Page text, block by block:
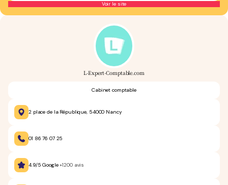
Voir le site
L-Expert-Comptable.com
Cabinet comptable
2 place de la République, 54000 Nancy
01 86 76 07 25
4.9/5 Google+1200 avis